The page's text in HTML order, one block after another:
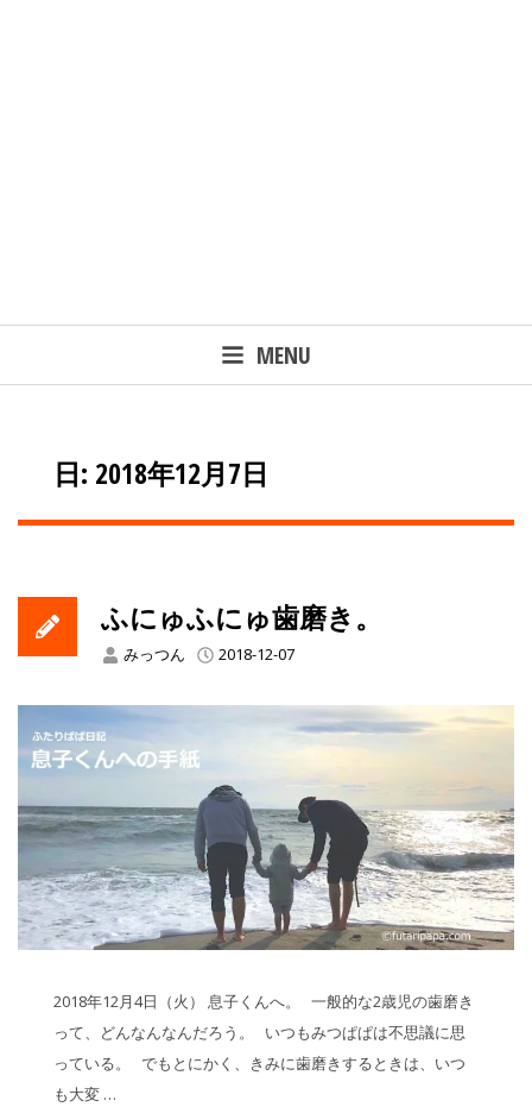
MENU
日: 2018年12月7日
ふにゅふにゅ歯磨き。
みっつん 2018-12-07
2018年12月4日（火） 息子くんへ。 一般的な2歳児の歯磨き
って、どんなんなんだろう。 いつもみつぱぱは不思議に思
っている。 でもとにかく、きみに歯磨きするときは、いつ
も大変 …